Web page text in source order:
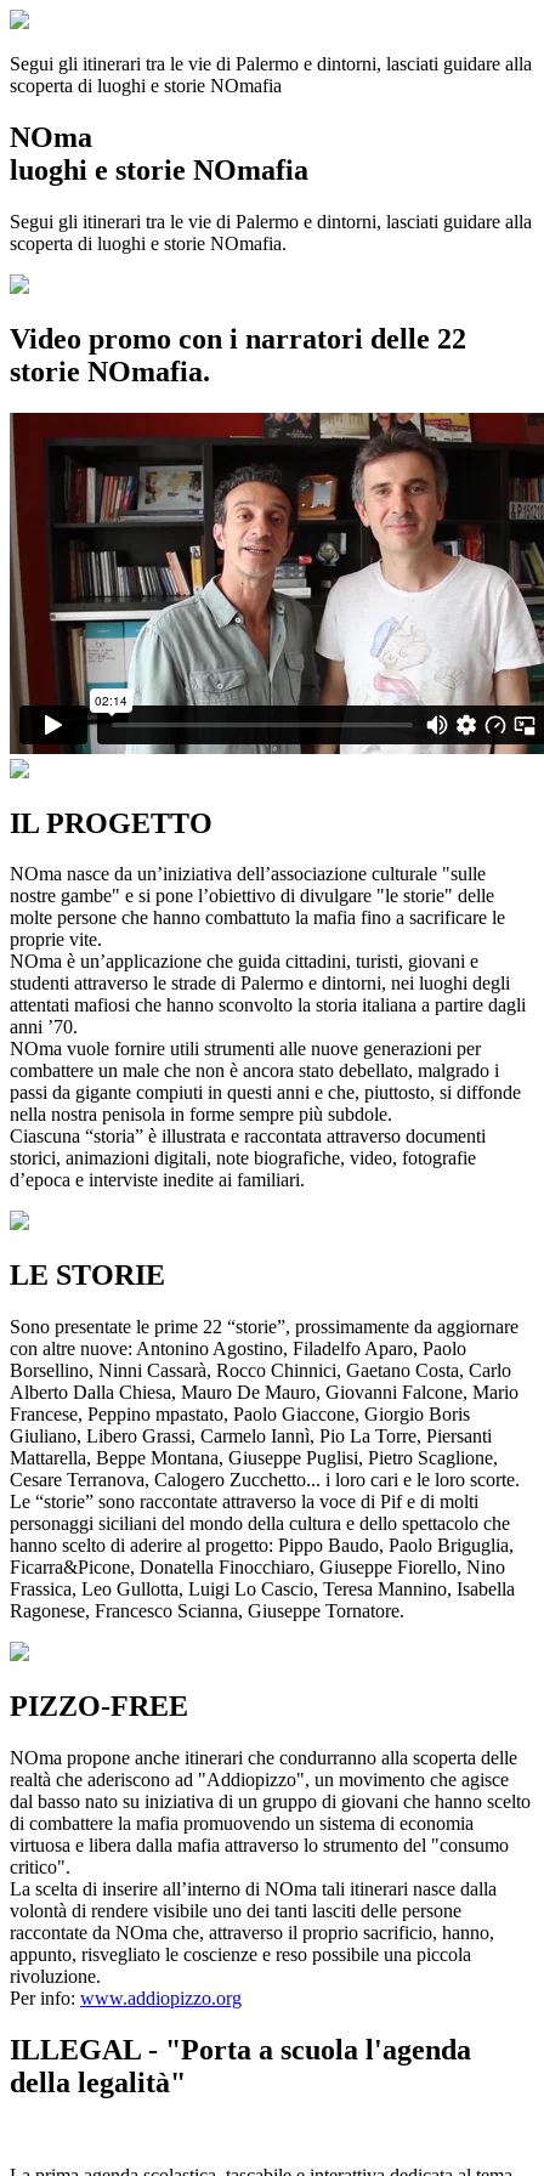
Segui gli itinerari tra le vie di Palermo e dintorni, lasciati guidare alla
scoperta di luoghi e storie NOmafia
NOma
luoghi e storie NOmafia
Segui gli itinerari tra le vie di Palermo e dintorni, lasciati guidare alla
scoperta di luoghi e storie NOmafia.
Video promo con i narratori delle 22
storie NOmafia.
IL PROGETTO
NOma nasce da un’iniziativa dell’associazione culturale "sulle
nostre gambe" e si pone l’obiettivo di divulgare "le storie" delle
molte persone che hanno combattuto la mafia fino a sacrificare le
proprie vite.
NOma è un’applicazione che guida cittadini, turisti, giovani e
studenti attraverso le strade di Palermo e dintorni, nei luoghi degli
attentati mafiosi che hanno sconvolto la storia italiana a partire dagli
anni ’70.
NOma vuole fornire utili strumenti alle nuove generazioni per
combattere un male che non è ancora stato debellato, malgrado i
passi da gigante compiuti in questi anni e che, piuttosto, si diffonde
nella nostra penisola in forme sempre più subdole.
Ciascuna “storia” è illustrata e raccontata attraverso documenti
storici, animazioni digitali, note biografiche, video, fotografie
d’epoca e interviste inedite ai familiari.
LE STORIE
Sono presentate le prime 22 “storie”, prossimamente da aggiornare
con altre nuove: Antonino Agostino, Filadelfo Aparo, Paolo
Borsellino, Ninni Cassarà, Rocco Chinnici, Gaetano Costa, Carlo
Alberto Dalla Chiesa, Mauro De Mauro, Giovanni Falcone, Mario
Francese, Peppino mpastato, Paolo Giaccone, Giorgio Boris
Giuliano, Libero Grassi, Carmelo Iannì, Pio La Torre, Piersanti
Mattarella, Beppe Montana, Giuseppe Puglisi, Pietro Scaglione,
Cesare Terranova, Calogero Zucchetto... i loro cari e le loro scorte.
Le “storie” sono raccontate attraverso la voce di Pif e di molti
personaggi siciliani del mondo della cultura e dello spettacolo che
hanno scelto di aderire al progetto: Pippo Baudo, Paolo Briguglia,
Ficarra&Picone, Donatella Finocchiaro, Giuseppe Fiorello, Nino
Frassica, Leo Gullotta, Luigi Lo Cascio, Teresa Mannino, Isabella
Ragonese, Francesco Scianna, Giuseppe Tornatore.
PIZZO-FREE
NOma propone anche itinerari che condurranno alla scoperta delle
realtà che aderiscono ad "Addiopizzo", un movimento che agisce
dal basso nato su iniziativa di un gruppo di giovani che hanno scelto
di combattere la mafia promuovendo un sistema di economia
virtuosa e libera dalla mafia attraverso lo strumento del "consumo
critico".
La scelta di inserire all’interno di NOma tali itinerari nasce dalla
volontà di rendere visibile uno dei tanti lasciti delle persone
raccontate da NOma che, attraverso il proprio sacrificio, hanno,
appunto, risvegliato le coscienze e reso possibile una piccola
rivoluzione.
Per info: www.addiopizzo.org
ILLEGAL - "Porta a scuola l'agenda
della legalità"